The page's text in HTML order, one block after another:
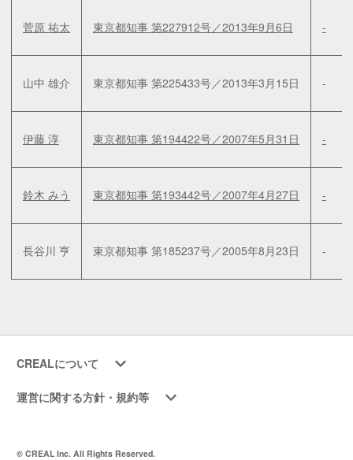
菅原 祐太 東京都知事 第227912号／2013年9月6日 -
山中 雄介 東京都知事 第225433号／2013年3月15日 -
伊藤 淳 東京都知事 第194422号／2007年5月31日 -
鈴木 みう 東京都知事 第193442号／2007年4月27日 -
長谷川 亨 東京都知事 第185237号／2005年8月23日 -
CREALについて
運営に関する方針・規約等
© CREAL Inc. All Rights Reserved.